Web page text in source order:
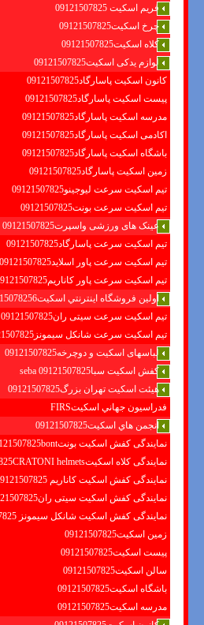
فریم اسکیت 09121507825
چرخ اسکیت09121507825
کلاه اسکیت09121507825
لوازم یدکی اسکیت09121507825
کانون اسکیت پاسارگاد09121507825
پیست اسکیت پاسارگاد09121507825
مدرسه اسکیت پاسارگاد09121507825
اکادمی اسکیت پاسارگاد09121507825
باشگاه اسکیت پاسارگاد09121507825
زمین اسکیت پاسارگاد09121507825
تیم اسکیت سرعت لیوجینو09121507825
تیم اسکیت سرعت بونت09121507825
عینک های ورزشی واسپرت09121507825
تیم اسکیت سرعت پاسارگاد09121507825
تیم اسکیت سرعت پاور اسلاید09121507825
تیم اسکیت سرعت پاور کاناریم09121507825
اولين فروشگاه اينترنتي اسكيت091215078256
تیم اسکیت سرعت سیتی ران09121507825
تیم اسکیت سرعت شانکل سیمونز09121507825
لباسهای اسکیت و دوچرخه09121507825
کفش اسکیت سبا09121507825 seba
هیئت اسکیت تهران بزرگ09121507825
فدراسيون جهاني اسكيتFIRS
انجمن هاي اسكيت09121507825
نمایندگی کفش اسکیت بونت09121507825bont
نمایندگی کلاه اسکیت09121507825CRATONI helmets
نمایندگی کفش اسکیت كاناريم canariam09121507825
نمایندگی کفش اسکیت سیتی ران09121507825
نمایندگی کفش اسکیت شانكل سيمونز 09121507825
زمین اسکیت09121507825
پیست اسکیت09121507825
سالن اسکیت09121507825
باشگاه اسکیت09121507825
مدرسه اسکیت09121507825